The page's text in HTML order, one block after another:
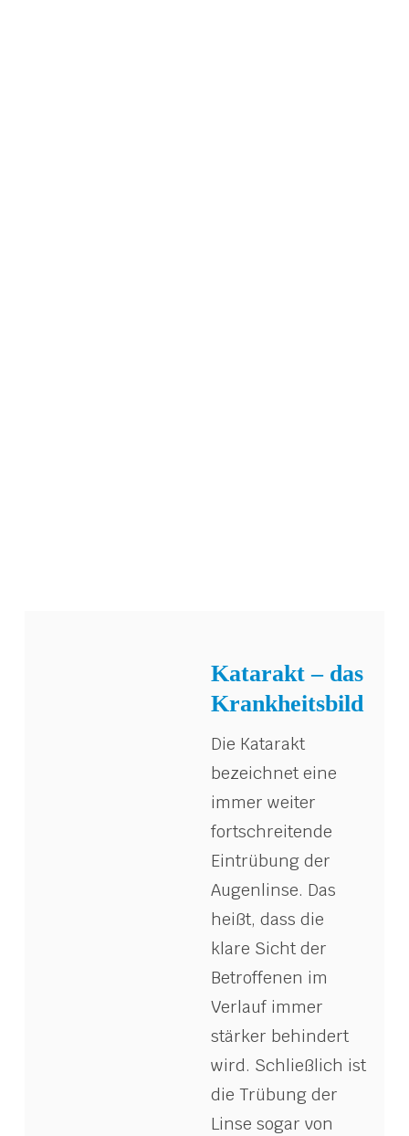
Katarakt – das
Krankheitsbild
Die Katarakt
bezeichnet eine
immer weiter
fortschreitende
Eintrübung der
Augenlinse. Das
heißt, dass die
klare Sicht der
Betroffenen im
Verlauf immer
stärker behindert
wird. Schließlich ist
die Trübung der
Linse sogar von